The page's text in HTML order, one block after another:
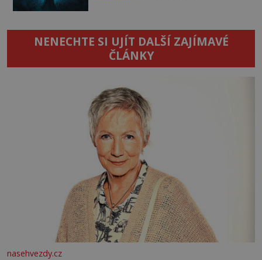
NENECHTE SI UJÍT DALŠÍ ZAJÍMAVÉ
ČLÁNKY
nasehvezdy.cz